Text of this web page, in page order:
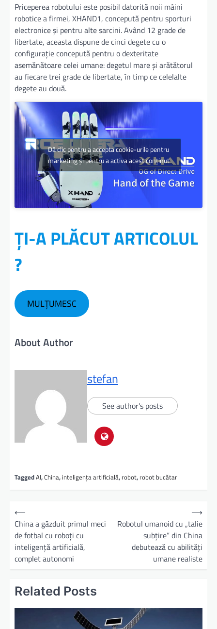
Priceperea robotului este posibil datorită noii mâini
robotice a firmei, XHAND1, concepută pentru sporturi
electronice și pentru alte sarcini. Având 12 grade de
libertate, aceasta dispune de cinci degete cu o
configurație concepută pentru o dexteritate
asemănătoare celei umane: degetul mare și arătătorul
au fiecare trei grade de libertate, în timp ce celelalte
degete au două.
Dă clic pentru a accepta cookie-urile pentru
marketing și pentru a activa acest conținut
ȚI-A PLĂCUT ARTICOLUL
?
MULȚUMESC
About Author
stefan
See author's posts
TaggedAI,China, inteligența artificială, robot, robot bucătar
⟵
China a găzduit primul meci
de fotbal cu roboți cu
inteligență artificială,
complet autonomi
Robotul umanoid cu „talie
subțire” din China
debutează cu abilități
umane realiste
⟶
Related Posts